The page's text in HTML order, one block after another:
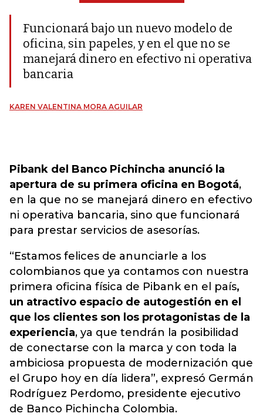
Funcionará bajo un nuevo modelo de
oficina, sin papeles, y en el que no se
manejará dinero en efectivo ni operativa
bancaria
KAREN VALENTINA MORA AGUILAR
Pibank del Banco Pichincha anunció la
apertura de su primera oficina en Bogotá,
en la que no se manejará dinero en efectivo
ni operativa bancaria, sino que funcionará
para prestar servicios de asesorías.
“Estamos felices de anunciarle a los
colombianos que ya contamos con nuestra
primera oficina física de Pibank en el país,
un atractivo espacio de autogestión en el
que los clientes son los protagonistas de la
experiencia, ya que tendrán la posibilidad
de conectarse con la marca y con toda la
ambiciosa propuesta de modernización que
el Grupo hoy en día lidera”, expresó Germán
Rodríguez Perdomo, presidente ejecutivo
de Banco Pichincha Colombia.